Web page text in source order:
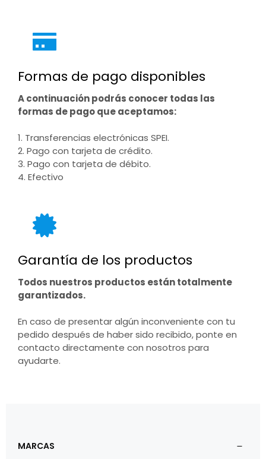
Formas de pago disponibles
A continuación podrás conocer todas las
formas de pago que aceptamos:
1. Transferencias electrónicas SPEI.
2. Pago con tarjeta de crédito.
3. Pago con tarjeta de débito.
4. Efectivo
Garantía de los productos
Todos nuestros productos están totalmente
garantizados.
En caso de presentar algún inconveniente con tu
pedido después de haber sido recibido, ponte en
contacto directamente con nosotros para
ayudarte.
MARCAS